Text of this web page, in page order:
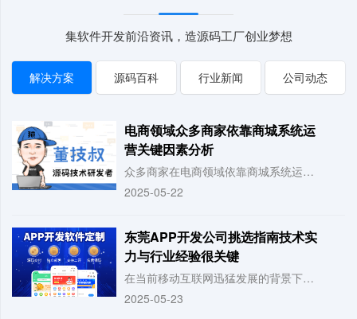
集软件开发前沿资讯，造源码工厂创业梦想
解决方案 源码百科 行业新闻 公司动态
电商领域众多商家依靠商城系统运
营关键因素分析
众多商家在电商领域依靠商城系统运营，该系统有效地汇聚了众多商家的资源，使得消费者
2025-05-22
东莞APP开发公司挑选指南技术实
力与行业经验很关键
在当前移动互联网迅猛发展的背景下，企业若要实现数字化转型，开发专属的APP便成为
2025-05-23